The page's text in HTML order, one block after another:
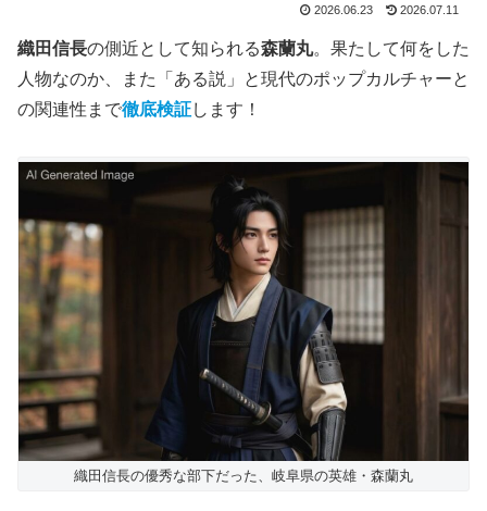
2026.06.23 2026.07.11
織田信長の側近として知られる森蘭丸。果たして何をした
人物なのか、また「ある説」と現代のポップカルチャーと
の関連性まで徹底検証します！
織田信長の優秀な部下だった、岐阜県の英雄・森蘭丸